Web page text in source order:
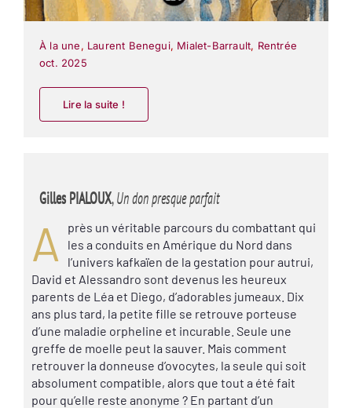
À la une, Laurent Benegui, Mialet-Barrault, Rentrée
oct. 2025
Lire la suite !
Gilles PIALOUX,Un don presque parfait
A
près un véritable parcours du combattant qui
les a conduits en Amérique du Nord dans
l’univers kafkaïen de la gestation pour autrui,
David et Alessandro sont devenus les heureux
parents de Léa et Diego, d’adorables jumeaux. Dix
ans plus tard, la petite fille se retrouve porteuse
d’une maladie orpheline et incurable. Seule une
greffe de moelle peut la sauver. Mais comment
retrouver la donneuse d’ovocytes, la seule qui soit
absolument compatible, alors que tout a été fait
pour qu’elle reste anonyme ? En partant d’un